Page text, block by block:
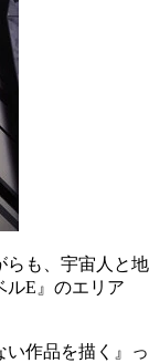
らも、宇宙人と地
ルE』のエリア
い作品を描く』っ